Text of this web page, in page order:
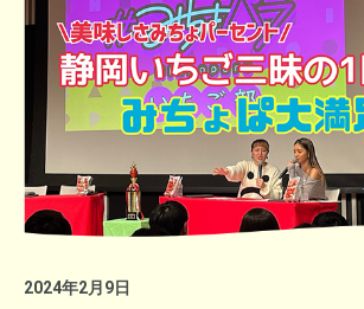
＜都心から車で１時間ほどの立地の良さ。自
るロケーション＞
＜子ども向けの遊び場・施設が豊富＞
どの公共施設が、市内在住・在学の小中学生
＜地域創生賞＞
佐賀県有田町 上野 菜穂子さん
同町まちづくり課 采女 将也さん
有田焼400年の伝統があるまちに、最中、百
を織り込んだ取り組みが評価されました。
そのあたりはやらまいか大使のりんたろー。
（徳川家康公は、浜松城に17年間住んだのち
げたまさに出世大名！）
2024年2月9日